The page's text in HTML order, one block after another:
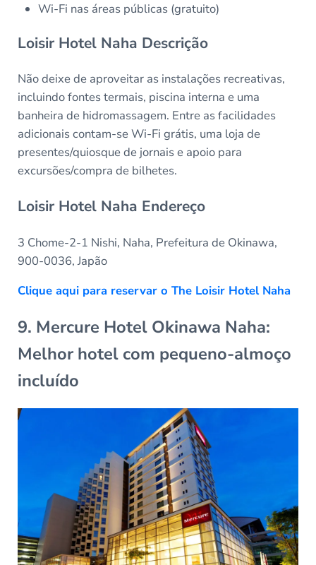
Wi-Fi nas áreas públicas (gratuito)
Loisir Hotel Naha Descrição
Não deixe de aproveitar as instalações recreativas,
incluindo fontes termais, piscina interna e uma
banheira de hidromassagem. Entre as facilidades
adicionais contam-se Wi-Fi grátis, uma loja de
presentes/quiosque de jornais e apoio para
excursões/compra de bilhetes.
Loisir Hotel Naha Endereço
3 Chome-2-1 Nishi, Naha, Prefeitura de Okinawa,
900-0036, Japão
Clique aqui para reservar o The Loisir Hotel Naha
9. Mercure Hotel Okinawa Naha:
Melhor hotel com pequeno-almoço
incluído